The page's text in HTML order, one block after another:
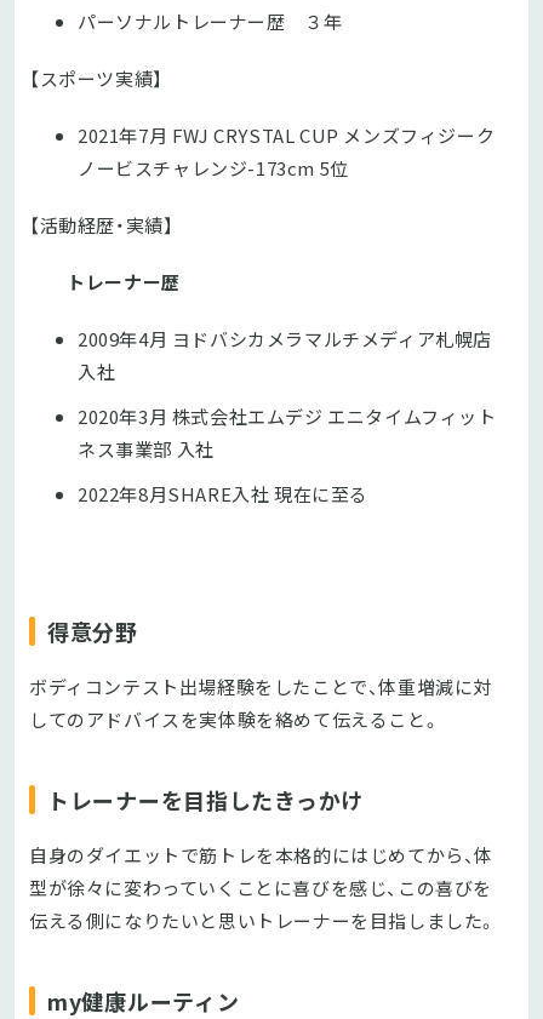
パーソナルトレーナー歴 ３年
【スポーツ実績】
2021年7月 FWJ CRYSTAL CUP メンズフィジーク
ノービスチャレンジ-173cm 5位
【活動経歴・実績】
トレーナー歴
2009年4月 ヨドバシカメラマルチメディア札幌店
入社
2020年3月 株式会社エムデジ エニタイムフィット
ネス事業部 入社
2022年8月SHARE入社 現在に至る
得意分野
ボディコンテスト出場経験をしたことで、体重増減に対
してのアドバイスを実体験を絡めて伝えること。
トレーナーを目指したきっかけ
自身のダイエットで筋トレを本格的にはじめてから、体
型が徐々に変わっていくことに喜びを感じ、この喜びを
伝える側になりたいと思いトレーナーを目指しました。
my健康ルーティン